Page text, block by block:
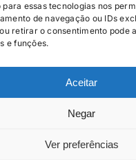
essas tecnologias nos
de navegação ou IDs
retirar o consentimento pode
e funções.
Aceitar
Negar
Ver preferências
PRIVACIDADE
- 2026 · Todos os direitos